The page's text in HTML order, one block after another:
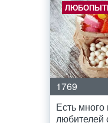
1769
Есть
любителей